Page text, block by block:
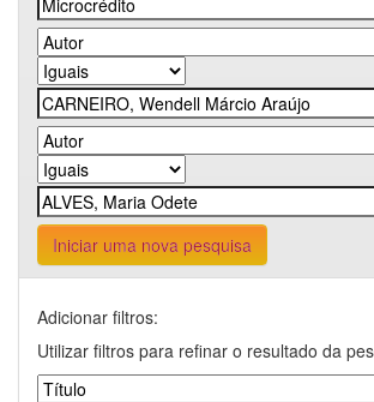
Iniciar uma nova pesquisa
Adicionar filtros:
Utilizar filtros para refinar o resultado da